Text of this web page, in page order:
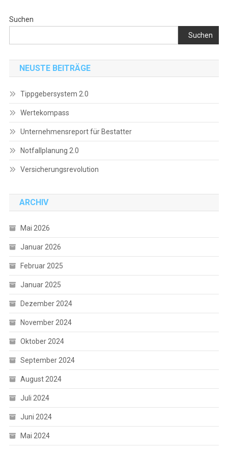
Suchen
Suchen
NEUSTE BEITRÄGE
Tippgebersystem 2.0
Wertekompass
Unternehmensreport für Bestatter
Notfallplanung 2.0
Versicherungsrevolution
ARCHIV
Mai 2026
Januar 2026
Februar 2025
Januar 2025
Dezember 2024
November 2024
Oktober 2024
September 2024
August 2024
Juli 2024
Juni 2024
Mai 2024